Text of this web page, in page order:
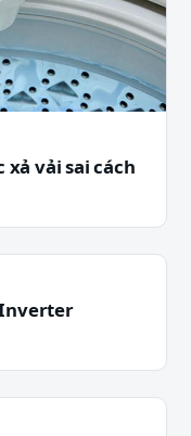
vải sai cách
Inverter